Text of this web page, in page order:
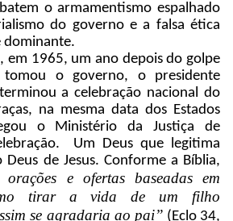
o armamentismo espalhado
do governo e a falsa ética
dominante.
em 1965, um ano depois do golpe
o governo, o presidente
a celebração nacional do
na mesma data dos Estados
o Ministério da Justiça de
Um Deus que legitima
de Jesus. Conforme a Bíblia,
e ofertas baseadas em
tirar a vida de um filho
se agradaria ao pai” (Eclo 34,